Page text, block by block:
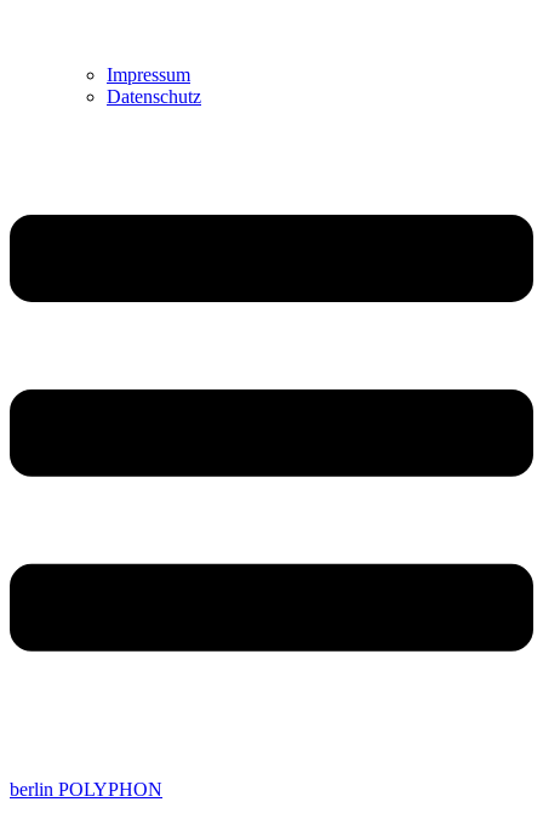
Impressum
Datenschutz
berlin POLYPHON